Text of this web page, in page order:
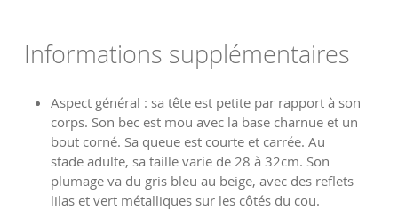
Informations supplémentaires
Aspect général : sa tête est petite par rapport à son
corps. Son bec est mou avec la base charnue et un
bout corné. Sa queue est courte et carrée. Au
stade adulte, sa taille varie de 28 à 32cm. Son
plumage va du gris bleu au beige, avec des reflets
lilas et vert métalliques sur les côtés du cou.